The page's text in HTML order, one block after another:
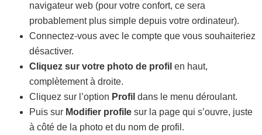
navigateur web (pour votre confort, ce sera
probablement plus simple depuis votre ordinateur).
Connectez-vous avec le compte que vous souhaiteriez
désactiver.
Cliquez sur votre photo de profil en haut,
complètement à droite.
Cliquez sur l’option Profil dans le menu déroulant.
Puis sur Modifier profile sur la page qui s’ouvre, juste
à côté de la photo et du nom de profil.